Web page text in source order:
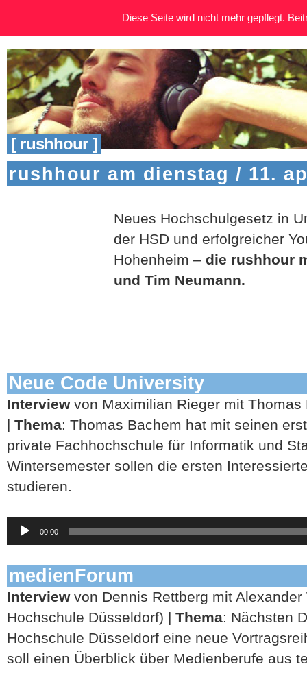
[ rushhour ]
rushhour am dienstag / 11.
Neues Hochschulgesetz in
der HSD und erfolgreicher
Hohenheim – die rushhour
und Tim Neumann.
Neue Code University
Interviewvon Maximilian Rieger mit Thomas
| Thema: Thomas Bachem hat mit seinen
private Fachhochschule für Informatik und
Wintersemester sollen die ersten
studieren.
Audio-
Player
00:00
medienForum
Interviewvon Dennis Rettberg mit Alexander
Hochschule Düsseldorf) | Thema: Nächsten
Hochschule Düsseldorf eine neue
soll einen Überblick über Medienberufe aus
Diese Seite wird nicht mehr gepflegt.